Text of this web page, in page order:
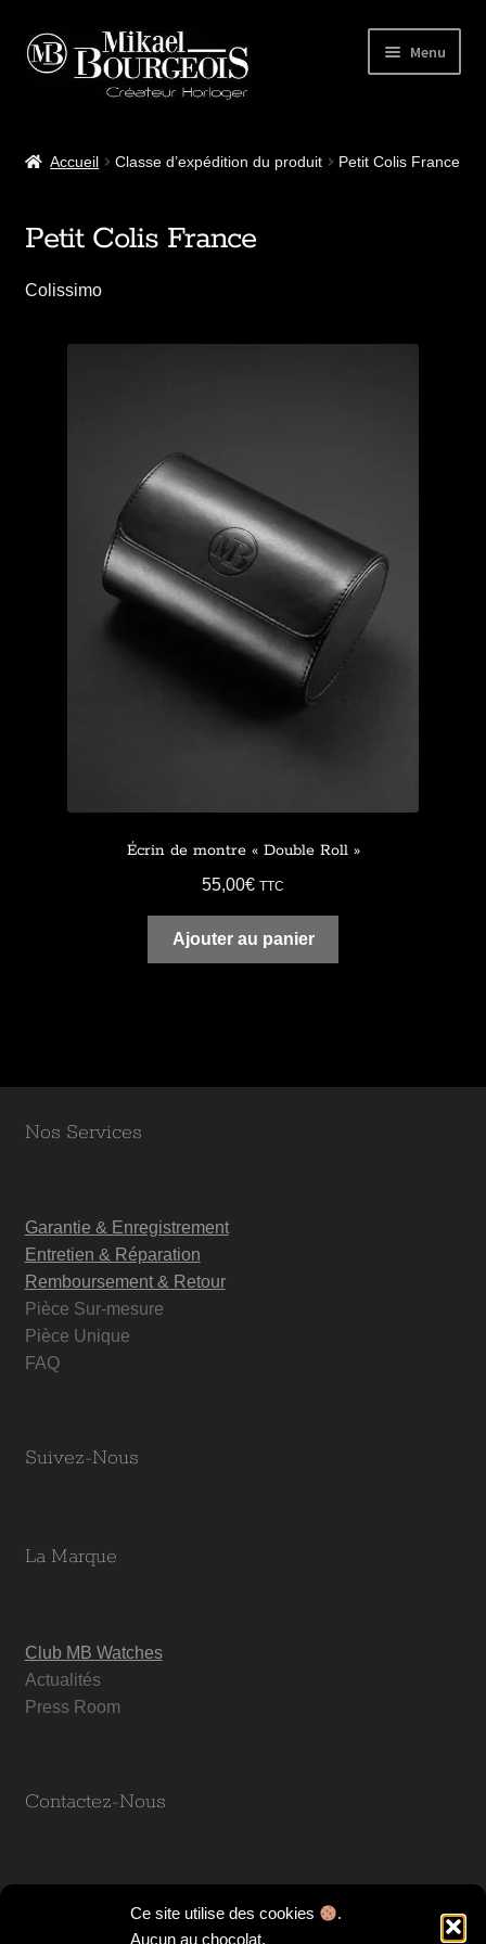
Ce site utilise des cookies
.
Aucun au chocolat.
Menu
Nos modèles
Accueil Classe d’expédition du produit Petit Colis France
Petit Colis France
Colissimo
Écrin de montre « Double Roll »
55,00€ TTC
Ajouter au panier
Nos Services
Garantie & Enregistrement
Entretien & Réparation
Remboursement & Retour
Pièce Sur-mesure
Pièce Unique
FAQ
Suivez-Nous
La Marque
Club MB Watches
Actualités
Press Room
Contactez-Nous
5 Chemin des tilleuls